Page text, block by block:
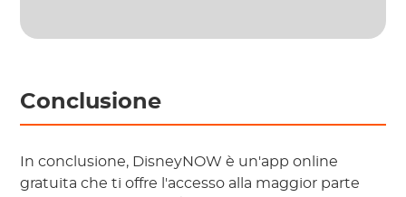
Conclusione
In conclusione, DisneyNOW è un'app online
gratuita che ti offre l'accesso alla maggior parte